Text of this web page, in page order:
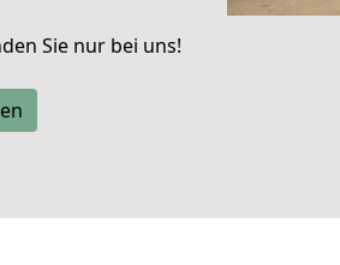
Sie nur bei uns!